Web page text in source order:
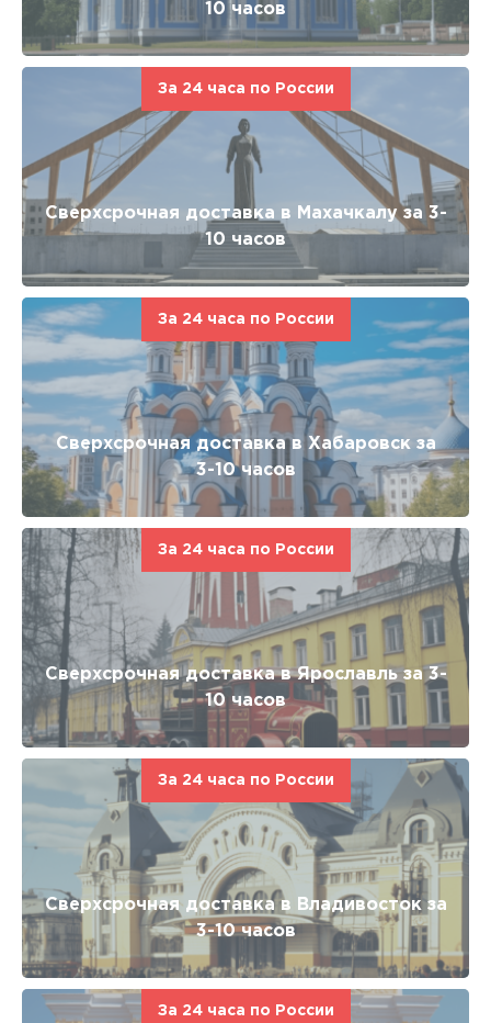
10 часов
За 24 часа по России
Сверхсрочная доставка в Махачкалу за 3-
10 часов
За 24 часа по России
Сверхсрочная доставка в Хабаровск за
3-10 часов
За 24 часа по России
Сверхсрочная доставка в Ярославль за 3-
10 часов
За 24 часа по России
Сверхсрочная доставка в Владивосток за
3-10 часов
За 24 часа по России